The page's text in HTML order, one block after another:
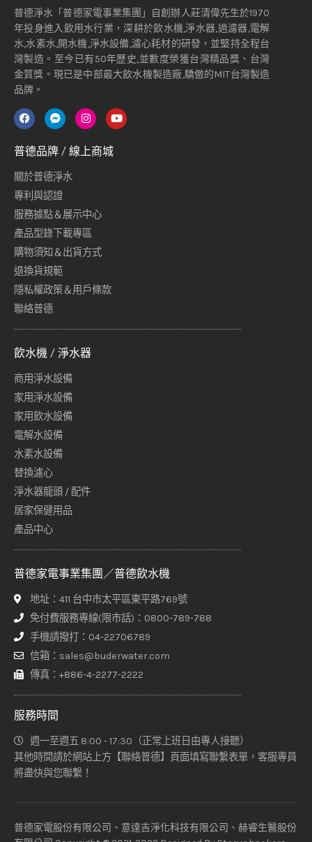
普德淨水「普德家電事業集團」自創辦人莊清偉先生於1970
年投身進入飲用水行業，深耕於飲水機,淨水器,過濾器,電解
水,水素水,開水機,淨水設備,濾心耗材的研發，並堅持全程台
灣製造。至今已有50年歷史,並數度榮獲台灣精品獎、台灣
金質獎。現已是中部最大飲水機製造廠,驕傲的MIT台灣製造
品牌。
普德品牌 / 線上商城
關於普德淨水
專利與認證
服務據點＆展示中心
產品型錄下載專區
購物須知＆出貨方式
退換貨規範
隱私權政策＆用戶條款
聯絡普德
飲水機 / 淨水器
商用淨水設備
家用淨水設備
家用飲水設備
電解水設備
水素水設備
替換濾心
淨水器龍頭 / 配件
居家保健用品
產品中心
普德家電事業集團／普德飲水機
地址：411 台中市太平區東平路769號
免付費服務專線(限市話)：0800-789-788
手機請撥打：04-22706789
信箱：sales@buderwater.com
傳真：+886-4-2277-2222
服務時間
週一至週五 8:00 - 17:30（正常上班日由專人接聽）
其他時間請於網站上方【聯絡普德】頁面填寫聯繫表單，客服專員
將盡快與您聯繫！
普德家電股份有限公司、意達吉淨化科技有限公司、赫睿生醫股份